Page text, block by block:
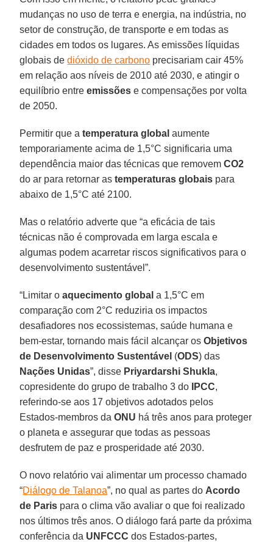
mudanças no uso de terra e energia, na indústria, no
setor de construção, de transporte e em todas as
cidades em todos os lugares. As emissões líquidas
globais dedióxido de carbono precisariam cair 45%
em relação aos níveis de 2010 até 2030, e atingir o
equilíbrio entreemissões e compensações por volta
de 2050.
Permitir que atemperatura global aumente
temporariamente acima de 1,5°C significaria uma
dependência maior das técnicas que removemCO2
do ar para retornar astemperaturas globais para
abaixo de 1,5°C até 2100.
Mas o relatório adverte que “a eficácia de tais
técnicas não é comprovada em larga escala e
algumas podem acarretar riscos significativos para o
desenvolvimento sustentável”.
“Limitar oaquecimento global a 1,5°C em
comparação com 2°C reduziria os impactos
desafiadores nos ecossistemas, saúde humana e
bem-estar, tornando mais fácil alcançar osObjetivos
de Desenvolvimento Sustentável (ODS) das
Nações Unidas”, disse Priyardarshi Shukla,
copresidente do grupo de trabalho 3 do
IPCC,
referindo-se aos 17 objetivos adotados pelos
Estados-membros daONU há três anos para proteger
o planeta e assegurar que todas as pessoas
desfrutem de paz e prosperidade até 2030.
O novo relatório vai alimentar um processo chamado
“Diálogo de Talanoa”, no qual as partes do Acordo
de Paris para o clima vão avaliar o que foi realizado
nos últimos três anos. O diálogo fará parte da próxima
conferência da UNFCCC dos Estados-partes,